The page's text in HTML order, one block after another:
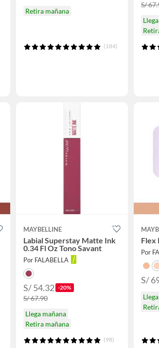
Retira mañana
(184)
S/
MAYBELLINE
Labial Superstay Matte Ink
0.34 Fl Oz Tono Savant
Por FALABELLA
S/ 54.32 -20%
S/ 67.90
Llega mañana
Retira mañana
(98)
Flex
Por
S/